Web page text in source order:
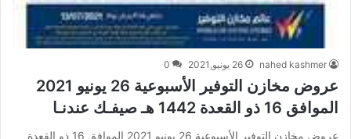
nahed kashmer 26 يونيو,2021 0
عروض مخازن التوفير الأسبوعية 26 يونيو 2021
الموافق 16 ذو القعدة 1442 هـ صيفـك عندنـا
عروض مخازن التوفير الأسبوعية 26 يونيو 2021 الموافق 16 ذو القعدة